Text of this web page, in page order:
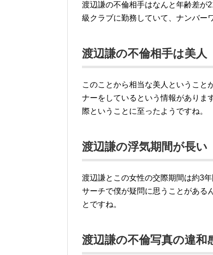
渡辺謙の不倫相手はなんと年齢差が
級クラブに勤務していて、ナンバー
渡辺謙の不倫相手は美人
このことから相当な美人ということ
ナーをしているという情報がありま
際ということに至ったようですね。
渡辺謙の浮気期間が長い
渡辺謙とこの女性の交際期間は約3
サーチで僕が疑問に思うことがある
とですね。
渡辺謙の不倫写真の違和